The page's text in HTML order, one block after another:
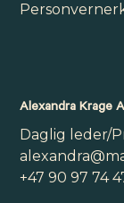
Alexandra Krage
Daglig leder/
+47 90 97 74